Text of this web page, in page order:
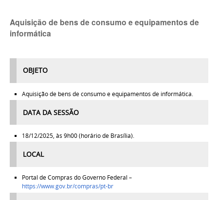
Aquisição de bens de consumo e equipamentos de
informática
OBJETO
Aquisição de bens de consumo e equipamentos de informática.
DATA DA SESSÃO
18/12/2025, às 9h00 (horário de Brasília).
LOCAL
Portal de Compras do Governo Federal –
https://www.gov.br/compras/pt-br